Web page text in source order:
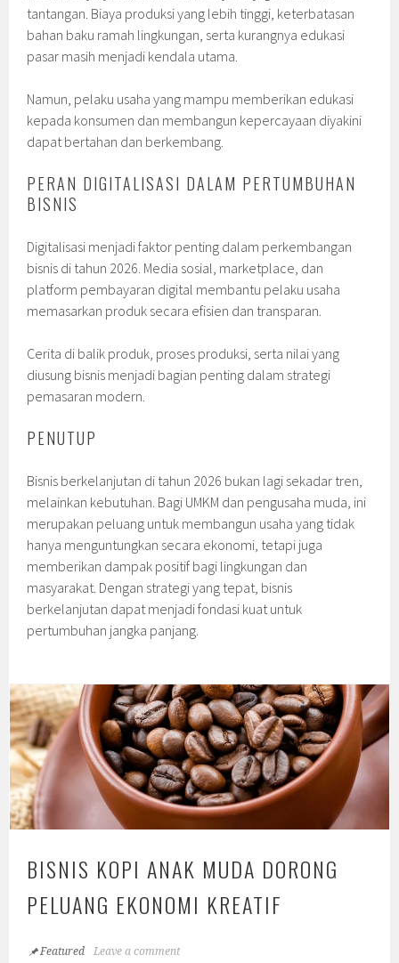
tantangan. Biaya produksi yang lebih tinggi, keterbatasan
bahan baku ramah lingkungan, serta kurangnya edukasi
pasar masih menjadi kendala utama.
Namun, pelaku usaha yang mampu memberikan edukasi
kepada konsumen dan membangun kepercayaan diyakini
dapat bertahan dan berkembang.
PERAN DIGITALISASI DALAM PERTUMBUHAN
BISNIS
Digitalisasi menjadi faktor penting dalam perkembangan
bisnis di tahun 2026. Media sosial, marketplace, dan
platform pembayaran digital membantu pelaku usaha
memasarkan produk secara efisien dan transparan.
Cerita di balik produk, proses produksi, serta nilai yang
diusung bisnis menjadi bagian penting dalam strategi
pemasaran modern.
PENUTUP
Bisnis berkelanjutan di tahun 2026 bukan lagi sekadar tren,
melainkan kebutuhan. Bagi UMKM dan pengusaha muda, ini
merupakan peluang untuk membangun usaha yang tidak
hanya menguntungkan secara ekonomi, tetapi juga
memberikan dampak positif bagi lingkungan dan
masyarakat. Dengan strategi yang tepat, bisnis
berkelanjutan dapat menjadi fondasi kuat untuk
pertumbuhan jangka panjang.
BISNIS KOPI ANAK MUDA DORONG
PELUANG EKONOMI KREATIF
Featured Leave a comment